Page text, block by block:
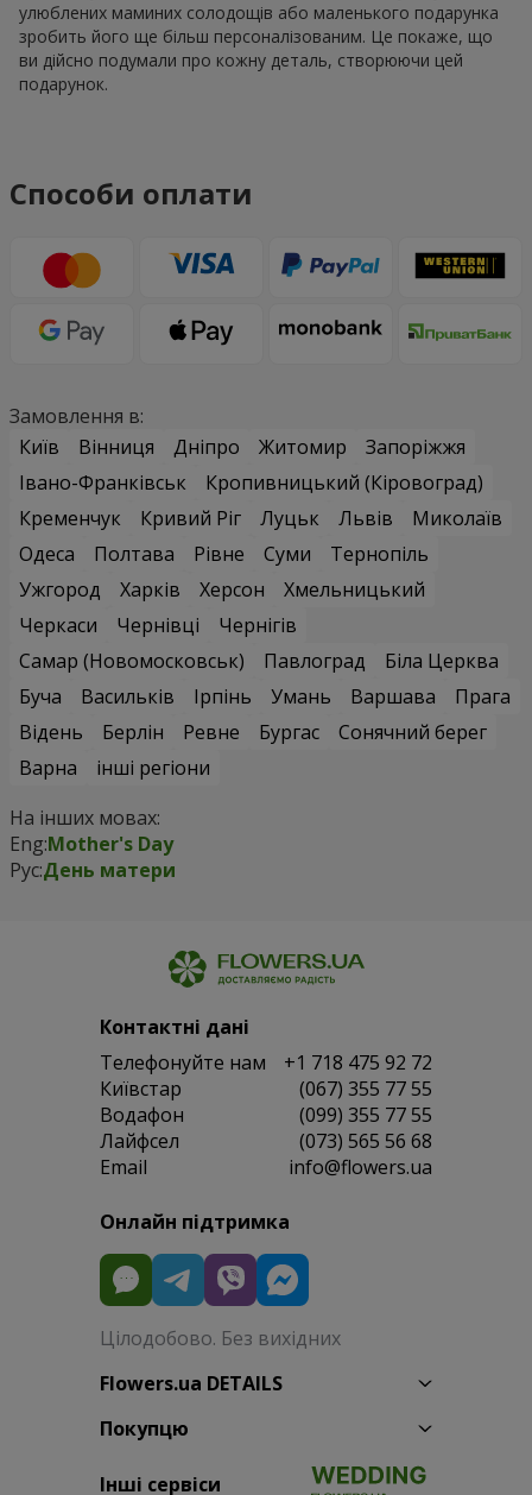
улюблених маминих солодощів або маленького подарунка
зробить його ще більш персоналізованим. Це покаже, що
ви дійсно подумали про кожну деталь, створюючи цей
подарунок.
Способи оплати
Замовлення в:
Київ
Вінниця Дніпро Житомир
Запоріжжя
Івано-Франківськ
Кропивницький (Кіровоград)
Кременчук
Кривий Ріг Луцьк Львів
Миколаїв
Одеса
Полтава Рівне Суми
Тернопіль
Ужгород
Харків Херсон
Хмельницький
Черкаси
Чернівці
Чернігів
Самар (Новомосковськ)
Павлоград
Біла Церква
Буча
Васильків Ірпінь Умань Варшава
Прага
Відень
Берлін Ревне Бургас
Сонячний берег
Варна
інші регіони
На інших мовах:
Eng:Mother's Day
Рус:День матери
Контактні дані
Телефонуйте нам
+1 718 475 92 72
Київстар
(067) 355 77 55
Водафон
(099) 355 77 55
Лайфсел
(073) 565 56 68
Email
info@flowers.ua
Онлайн підтримка
Цілодобово. Без вихідних
Flowers.ua DETAILS
Покупцю
Інші сервіси